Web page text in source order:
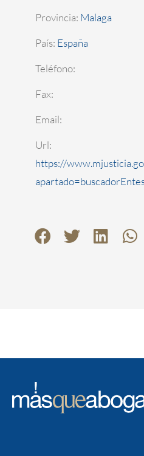
Provincia: Malaga
País: España
Teléfono:
Fax:
Email:
Url:
https://